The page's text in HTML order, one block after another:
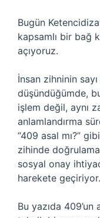
Bugün
kapsamlı bir bağ
açıyoruz.
İnsan zihninin
düşündüğümde,
işlem değil, aynı
anlamlandırma
“409 asal mı?”
zihinde
sosyal onay
harekete geçiriyor.
Bu yazıda 409’un